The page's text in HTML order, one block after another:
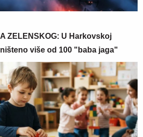
ZELENSKOG: U Harkovskoj
više od 100 "baba jaga"